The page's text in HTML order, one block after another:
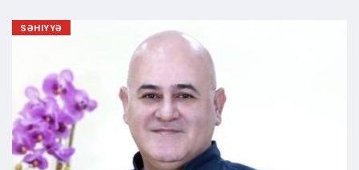
SƏHIYYƏ